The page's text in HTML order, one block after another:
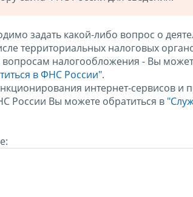
задать какой-либо вопрос о
территориальных налоговых
налогообложения - Вы
в ФНС России".
интернет-сервисов и
России Вы можете обратиться в